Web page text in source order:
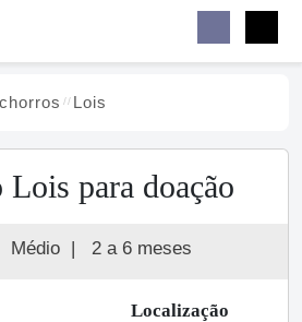
s Lois
Lois para doação
Médio | 2 a 6 meses
Localização